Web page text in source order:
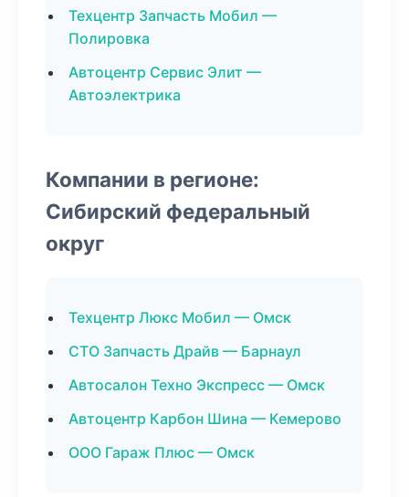
Техцентр Запчасть Мобил —
Полировка
Автоцентр Сервис Элит —
Автоэлектрика
Компании в регионе:
Сибирский федеральный
округ
Техцентр Люкс Мобил — Омск
СТО Запчасть Драйв — Барнаул
Автосалон Техно Экспресс — Омск
Автоцентр Карбон Шина — Кемерово
ООО Гараж Плюс — Омск